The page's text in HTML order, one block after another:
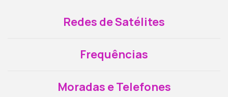
Redes de Satélites
Frequências
Moradas e Telefones